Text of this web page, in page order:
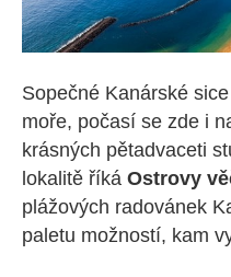
Sopečné Kanárské
moře, počasí se zde i
krásných pětadvaceti
lokalitě říká Ostrovy
plážových radovánek
paletu možností, kam